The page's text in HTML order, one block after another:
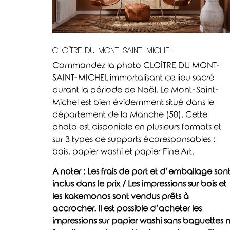
CLOÎTRE DU MONT-SAINT-MICHEL
Commandez la photo CLOÎTRE DU MONT-
SAINT-MICHEL immortalisant ce lieu sacré
durant la période de Noël. Le Mont-Saint-
Michel est bien évidemment situé dans le
département de la Manche (50). Cette
photo est disponible en plusieurs formats et
sur 3 types de supports écoresponsables :
bois, papier washi et papier Fine Art.
A noter : Les frais de port et d’emballage sont
inclus dans le prix / Les impressions sur bois et
les kakemonos sont vendus prêts à
accrocher. Il est possible d’acheter les
impressions sur papier washi sans baguettes